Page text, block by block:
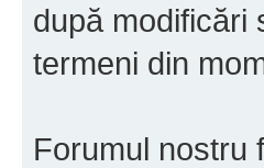
după modificări
termeni din
Forumul nostru